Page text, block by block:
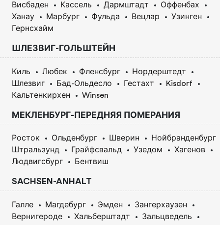
Висбаден Кассель Дармштадт
Оффенбах
Ханау
Марбург Фульда Вецлар
Узинген
Гернсхайм
ШЛЕЗВИГ-ГОЛЬШТЕЙН
Киль Любек Фленсбург
Нордерштедт
Шлезвиг
Бад-Ольдесло Гестахт
Kisdorf
Кальтенкирхен
Winsen
МЕКЛЕНБУРГ-ПЕРЕДНЯЯ ПОМЕРАНИЯ
Росток Ольденбург Шверин
Нойбранденбург
Штральзунд
Грайфсвальд Узедом
Хагенов
Людвигсбург
Бентвиш
SACHSEN-ANHALT
Галле Магдебург Эмден
Зангерхаузен
Вернигероде
Хальберштадт
Зальцведель